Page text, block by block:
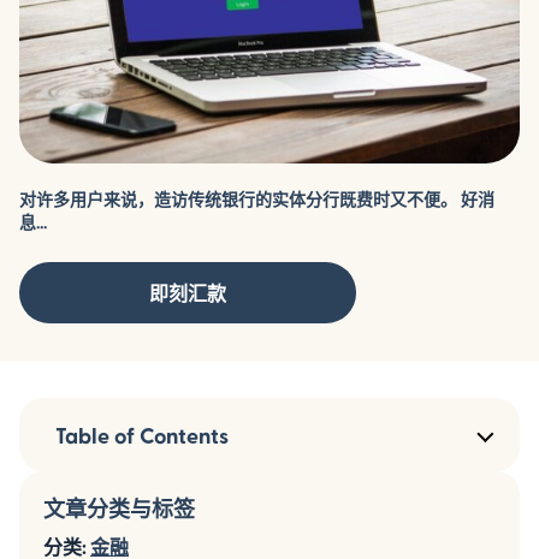
对许多用户来说，造访传统银行的实体分行既费时又不便。 好消
息...
即刻汇款
Table of Contents
文章分类与标签
分类:金融